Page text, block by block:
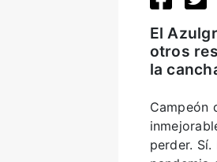
El
otros
la
Campeón
perder.